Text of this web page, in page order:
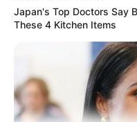
Japan's Top Doctors Say
These 4 Kitchen Items